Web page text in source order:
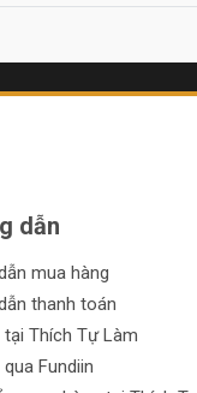
dẫn
mua hàng
thanh toán
tại Thích Tự Làm
Fundiin